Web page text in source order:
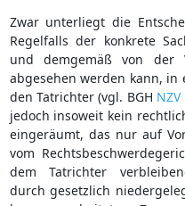
Zwar unterliegt die
Regelfalls der konkrete
und demgemäß von der
abgesehen werden kann,
den Tatrichter (vgl. BGH
jedoch insoweit kein
eingeräumt, das nur auf
vom
dem Tatrichter
durch gesetzlich